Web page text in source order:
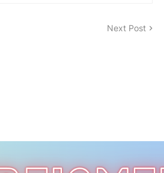
Next Post